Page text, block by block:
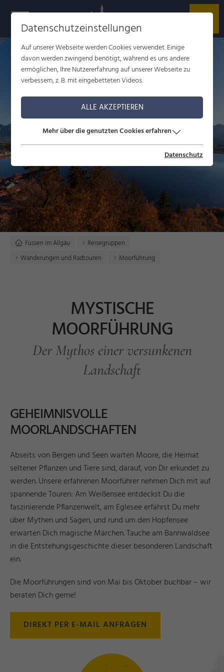
Füssen im Allgäu
Reisegruppen
Wanderungen und Radtouren
Moorführung
MYSTISCHE
MOORFÜHRUNG
Der Mythos einer versunkenen
Landschaft
GEHEIMNISVOLLE
MOORLANDSCHAFTEN
Abseits von Bergen und Seen warten Moore, die Heimat
seltener Pflanzen und Tiere sind, darauf, von Dir erkundet zu
werden. Unsere erfahrenen Moorführer nehmen Dich mit auf
spannende Touren: Am Weißensee entdeckst Du die
faszinierende Pflanzenwelt, am Eglesee erfährst Du mehr
über Mythen und Sagen, und rund um den Hopfensee
erwarten Dich magische Märchen. Tauche am Bannwaldsee
in die Entstehungsgeschichte dieser besonderen Landschaft
ein.
Die Moorführungen sind von Mai bis Oktober buchbar – wir
beraten Dich gerne!
DIREKT PER E-MAIL ANFRAGEN
Datenschutzeinstellungen
Auf unserer Webseite werden Cookies verwendet. Einige
davon werden zwingend benötigt, während es uns andere
ermöglichen, Ihre Nutzererfahrung auf unserer Webseite zu
verbessern, z. B. mit eingebetteten Videos.
ALLE AKZEPTIEREN
Mehr über die genutzten Cookies erfahren
Datenschutz